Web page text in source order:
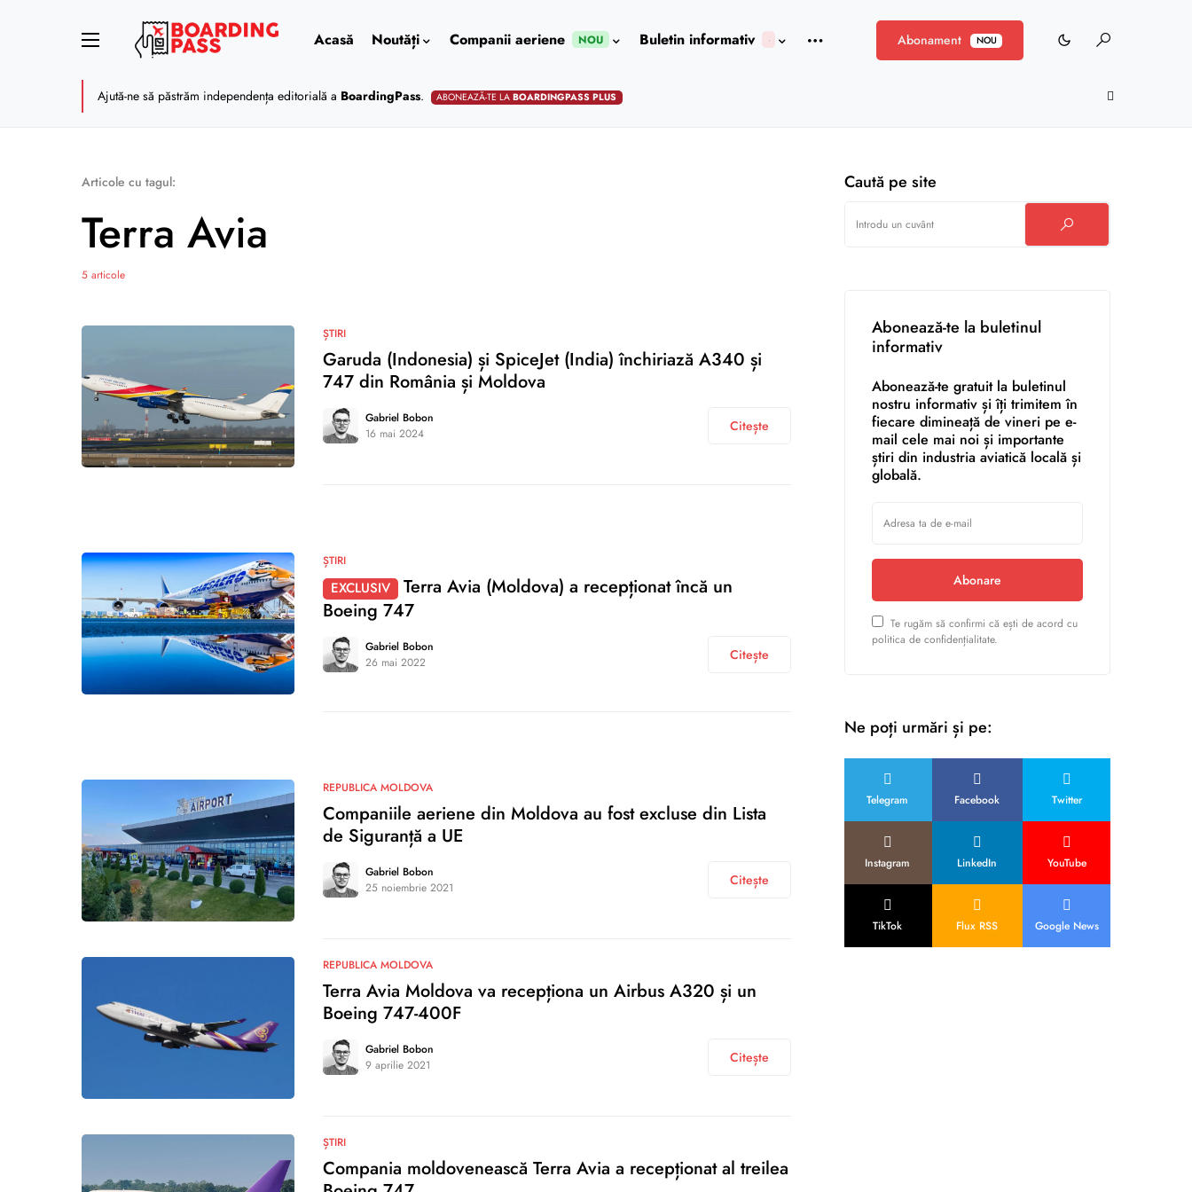
Acasă Noutăți Companii aeriene NOU Buletin informativ Abonament NOU
Ajută-ne să păstrăm independența editorială a BoardingPass. ABONEAZĂ-TE LABOARDINGPASS PLUS
Articole cu tagul:
Terra Avia
5 articole
ȘTIRI
Garuda (Indonesia) și SpiceJet (India) închiriază A340 și
747 din România și Moldova
Gabriel Bobon
16 mai 2024
Citește
ȘTIRI
EXCLUSIV
Terra Avia (Moldova) a recepționat încă un
Boeing 747
Gabriel Bobon
26 mai 2022
Citește
REPUBLICA MOLDOVA
Companiile aeriene din Moldova au fost excluse din Lista
de Siguranță a UE
Gabriel Bobon
25 noiembrie 2021
Citește
REPUBLICA MOLDOVA
Terra Avia Moldova va recepționa un Airbus A320 și un
Boeing 747-400F
Gabriel Bobon
9 aprilie 2021
Citește
ȘTIRI
Compania moldovenească Terra Avia a recepționat al treilea
Caută pe site
Abonează-te la buletinul
informativ
Abonează-te gratuit la buletinul
nostru informativ și îți trimitem în
fiecare dimineață de vineri pe e-
mail cele mai noi și importante
știri din industria aviatică locală și
globală.
Abonare
Te rugăm să confirmi că ești de acord cu
politica de confidențialitate.
Ne poți urmări și pe:
Telegram Facebook Twitter
Instagram LinkedIn YouTube
TikTok Flux RSS Google News